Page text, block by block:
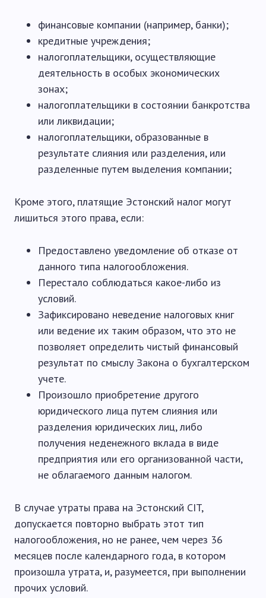
финансовые компании (например, банки);
кредитные учреждения;
налогоплательщики, осуществляющие
деятельность в особых экономических
зонах;
налогоплательщики в состоянии банкротства
или ликвидации;
налогоплательщики, образованные в
результате слияния или разделения, или
разделенные путем выделения компании;
Кроме этого, платящие Эстонский налог могут
лишиться этого права, если:
Предоставлено уведомление об отказе от
данного типа налогообложения.
Перестало соблюдаться какое-либо из
условий.
Зафиксировано неведение налоговых книг
или ведение их таким образом, что это не
позволяет определить чистый финансовый
результат по смыслу Закона о бухгалтерском
учете.
Произошло приобретение другого
юридического лица путем слияния или
разделения юридических лиц, либо
получения неденежного вклада в виде
предприятия или его организованной части,
не облагаемого данным налогом.
В случае утраты права на Эстонский CIT,
допускается повторно выбрать этот тип
налогообложения, но не ранее, чем через 36
месяцев после календарного года, в котором
произошла утрата, и, разумеется, при выполнении
прочих условий.